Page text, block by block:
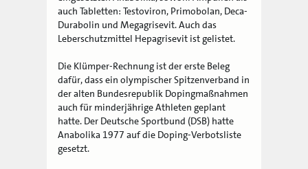
auch Tabletten: Testoviron, Primobolan, Deca-
Durabolin und Megagrisevit. Auch das
Leberschutzmittel Hepagrisevit ist gelistet.
Die Klümper-Rechnung ist der erste Beleg
dafür, dass ein olympischer Spitzenverband in
der alten Bundesrepublik Dopingmaßnahmen
auch für minderjährige Athleten geplant
hatte. Der Deutsche Sportbund (DSB) hatte
Anabolika 1977 auf die Doping-Verbotsliste
gesetzt.